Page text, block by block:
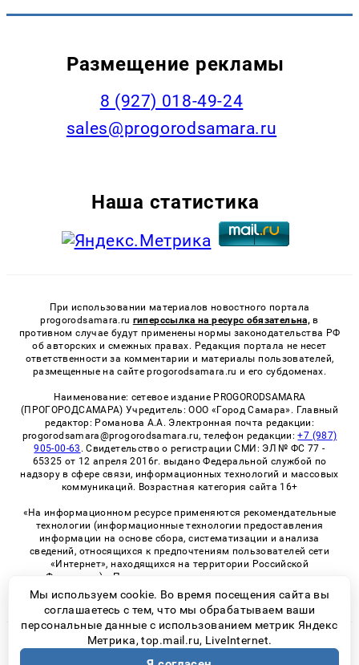
Размещение рекламы
8 (927) 018-49-24
sales@progorodsamara.ru
Наша статистика
При использовании материалов новостного портала
progorodsamara.ru гиперссылка на ресурс обязательна, в
противном случае будут применены нормы законодательства РФ
об авторских и смежных правах. Редакция портала не несет
ответственности за комментарии и материалы пользователей,
размещенные на сайте progorodsamara.ru и его субдоменах.
Наименование: сетевое издание PROGORODSAMARA
(ПРОГОРОДСАМАРА) Учредитель: ООО «Город Самара». Главный
редактор: Романова А.А. Электронная почта редакции:
progorodsamara@progorodsamara.ru, телефон редакции:+7 (987)
905-00-63 . Свидетельство о регистрации СМИ: ЭЛ № ФС 77 -
65325 от 12 апреля 2016г. выдано Федеральной службой по
надзору в сфере связи, информационных технологий и массовых
коммуникаций. Возрастная категория сайта 16+
«На информационном ресурсе применяются рекомендательные
технологии (информационные технологии предоставления
информации на основе сбора, систематизации и анализа
сведений, относящихся к предпочтениям пользователей сети
«Интернет», находящихся на территории Российской
Федерации)». Правила применения рекомендательных
технологий в виджетах рекламно-обменной сети
«СМИ2» (PDF)
© 2026 «ProGorodSamara» | Все права защищены
Мы используем cookie. Во время посещения сайта вы
соглашаетесь с тем, что мы обрабатываем ваши
персональные данные с использованием метрик Яндекс
Метрика, top.mail.ru, LiveInternet.